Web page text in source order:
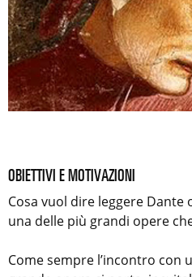
OBIETTIVI E MOTIVAZIONI
Cosa vuol dire leggere Dante
una delle più grandi opere
Come sempre l’incontro con